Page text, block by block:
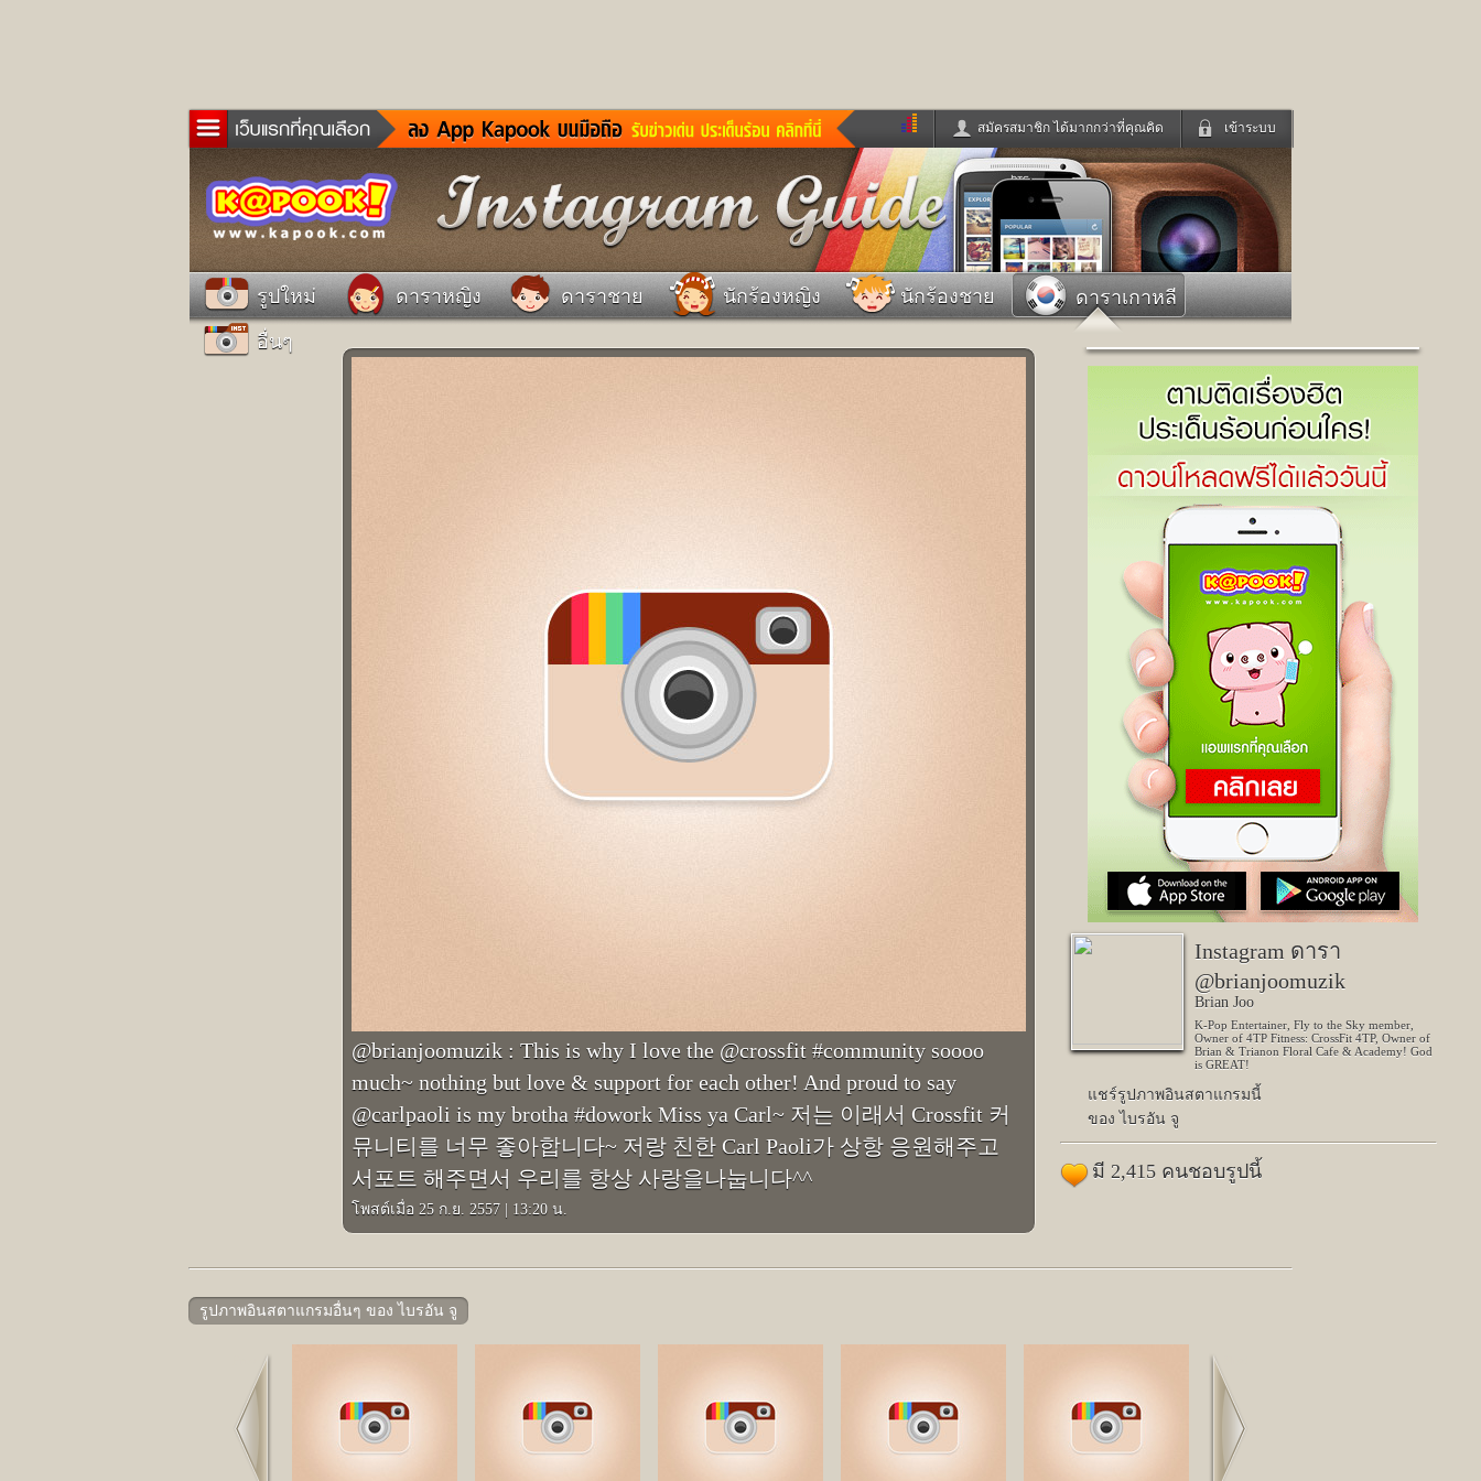
เข้าระบบ
สมัครสมาชิก ได้มากกว่าที่คุณคิด
ข่าวด่วน ข่าวสั้น ข่าวดารา
ดูทีวี
ละคร
หนังใหม่ ฟังเพลง
ฟังวิทยุออนไลน์
เกม
หมากรุกไทย แชทหมากฮอส
Glitter
แต่งงาน
แม่และเด็ก
ดูดวง
ทำนายฝัน สุขภาพ
ผู้ชาย
ผลบอล บ้านและการตกแต่ง
ท่องเที่ยว
Facebook
เข้าระบบด้วย User Kapook
Email
Password
เข้าระบบด้วย Facebook
รูปใหม่ ดาราหญิง ดาราชาย นักร้องหญิง นักร้องชาย
ดาราเกาหลี
อื่นๆ
@brianjoomuzik : This is why I love the @crossfit #community soooo
much~ nothing but love & support for each other! And proud to say
@carlpaoli is my brotha #dowork Miss ya Carl~ 저는 이래서 Crossfit 커
뮤니티를 너무 좋아합니다~ 저랑 친한 Carl Paoli가 상항 응원해주고
서포트 해주면서 우리를 항상 사랑을나눕니다^^
โพสต์เมื่อ 25 ก.ย. 2557 13:20 น.
Instagram ดารา
@brianjoomuzik
Brian Joo
K-Pop Entertainer, Fly to the Sky member,
Owner of 4TP Fitness: CrossFit 4TP, Owner of
Brian & Trianon Floral Cafe & Academy! God
is GREAT!
แชร์รูปภาพอินสตาแกรมนี้
ของ ไบรอัน จู
มี 2,415 คนชอบรูปนี้
รูปภาพอินสตาแกรมอื่นๆ ของ ไบรอัน จู